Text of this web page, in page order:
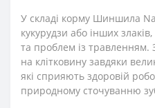
У складі корму Шиншила
кукурудзи або інших
та проблем із травленням.
на клітковину завдяки
які сприяють здоровій
природному сточуванню